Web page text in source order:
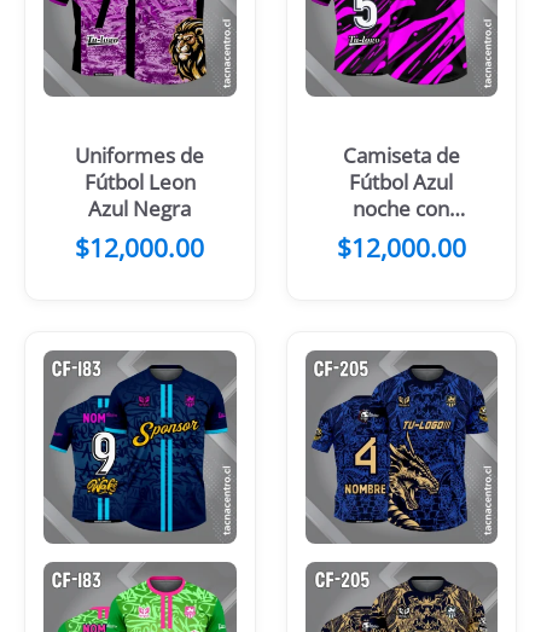
Uniformes de
Fútbol Leon
Azul Negra
$12,000.00
Camiseta de
Fútbol Azul
noche con
Manchas
Amarillas y
$12,000.00